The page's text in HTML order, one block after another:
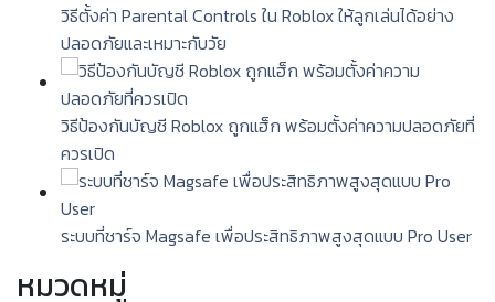
วิธีตั้งค่า Parental Controls ใน Roblox ให้ลูกเล่นได้อย่าง
ปลอดภัยและเหมาะกับวัย
วิธีป้องกันบัญชี Roblox ถูกแฮ็ก พร้อมตั้งค่าความปลอดภัยที่
ควรเปิด
ระบบที่ชาร์จ Magsafe เพื่อประสิทธิภาพสูงสุดแบบ Pro User
หมวดหมู่